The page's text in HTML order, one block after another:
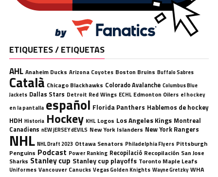
ETIQUETES / ETIQUETAS
AHL Anaheim Ducks Arizona Coyotes Boston Bruins Buffalo Sabres
Català Chicago Blackhawks Colorado Avalanche Columbus Blue
Jackets Dallas Stars Detroit Red Wings ECHL Edmonton Oilers el hockey
en la pantalla español Florida Panthers Hablemos de hockey
HDH Historia Hockey KHL Logos Los Angeles Kings Montreal
Canadiens nEW jERSEY dEVILS New York Islanders New York Rangers
NHL NHL Draft 2023 Ottawa Senators Philadelphia Flyers Pittsburgh
Penguins Podcast Power Ranking Recopilació Recopilación San Jose
Sharks Stanley cup Stanley cup playoffs Toronto Maple Leafs
Uniformes Vancouver Canucks Vegas Golden Knights Wayne Gretzky WHA